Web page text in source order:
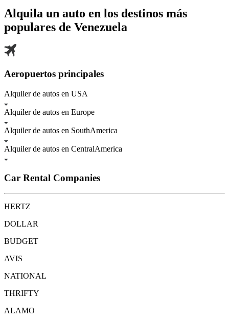
Alquila un auto en los destinos más
populares de Venezuela
Aeropuertos principales
Alquiler de autos en USA
Alquiler de autos en Europe
Alquiler de autos en SouthAmerica
Alquiler de autos en CentralAmerica
Car Rental Companies
HERTZ
DOLLAR
BUDGET
AVIS
NATIONAL
THRIFTY
ALAMO